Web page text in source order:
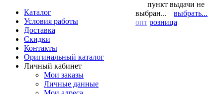
Каталог
Условия работы
Доставка
Скидки
Контакты
Оригинальный каталог
Личный кабинет
Мои заказы
Личные данные
пункт выдачи не
выбран...
выбрать...
опт розница